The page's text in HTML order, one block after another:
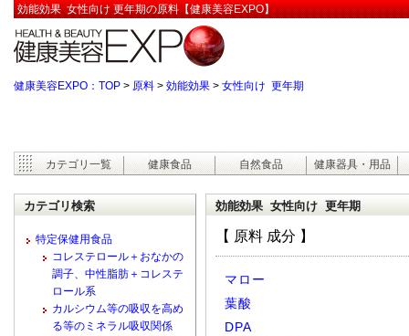
効能効果 女性向け 更年期の原料【健康美容EXPO】
健康美容EXPO：TOP > 原料 > 効能効果 > 女性向け 更年期
カテゴリ一覧 健康食品 自然食品 健康器具・用品
効能効果 女性向け 更年期
【 原料 成分 】
マロー
葉酸
DPA
カテゴリ検索
特定保健用食品
コレステロール＋おなかの
調子、中性脂肪＋コレステ
ロール系
カルシウム等の吸収を高め
る等のミネラル吸収関係